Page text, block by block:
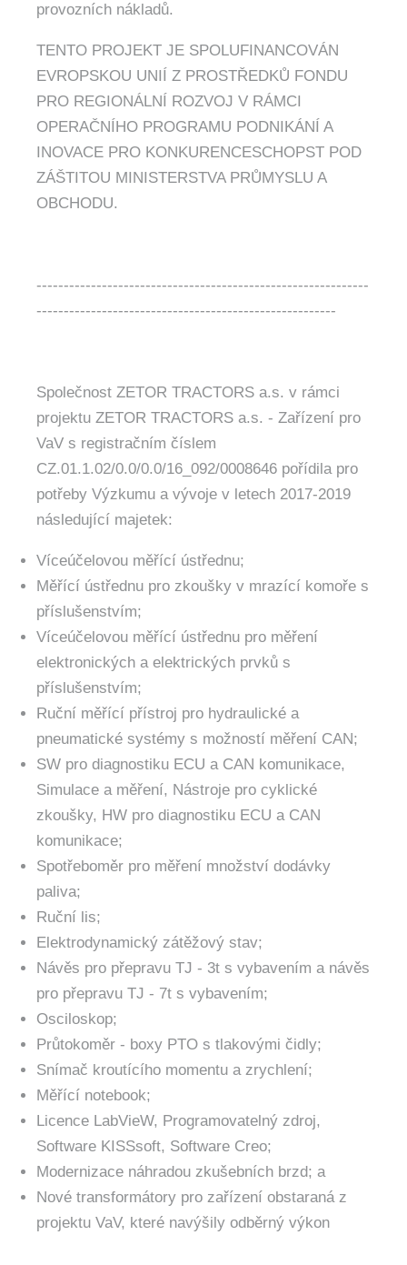
provozních nákladů.
TENTO PROJEKT JE SPOLUFINANCOVÁN
EVROPSKOU UNIÍ Z PROSTŘEDKŮ FONDU
PRO REGIONÁLNÍ ROZVOJ V RÁMCI
OPERAČNÍHO PROGRAMU PODNIKÁNÍ A
INOVACE PRO KONKURENCESCHOPST POD
ZÁŠTITOU MINISTERSTVA PRŮMYSLU A
OBCHODU.
-------------------------------------------------------------
-------------------------------------------------------
Společnost ZETOR TRACTORS a.s. v rámci
projektu ZETOR TRACTORS a.s. - Zařízení pro
VaV s registračním číslem
CZ.01.1.02/0.0/0.0/16_092/0008646 pořídila pro
potřeby Výzkumu a vývoje v letech 2017-2019
následující majetek:
Víceúčelovou měřící ústřednu;
Měřící ústřednu pro zkoušky v mrazící komoře s
příslušenstvím;
Víceúčelovou měřící ústřednu pro měření
elektronických a elektrických prvků s
příslušenstvím;
Ruční měřící přístroj pro hydraulické a
pneumatické systémy s možností měření CAN;
SW pro diagnostiku ECU a CAN komunikace,
Simulace a měření, Nástroje pro cyklické
zkoušky, HW pro diagnostiku ECU a CAN
komunikace;
Spotřeboměr pro měření množství dodávky
paliva;
Ruční lis;
Elektrodynamický zátěžový stav;
Návěs pro přepravu TJ - 3t s vybavením a návěs
pro přepravu TJ - 7t s vybavením;
Osciloskop;
Průtokoměr - boxy PTO s tlakovými čidly;
Snímač kroutícího momentu a zrychlení;
Měřící notebook;
Licence LabVieW, Programovatelný zdroj,
Software KISSsoft, Software Creo;
Modernizace náhradou zkušebních brzd; a
Nové transformátory pro zařízení obstaraná z
projektu VaV, které navýšily odběrný výkon